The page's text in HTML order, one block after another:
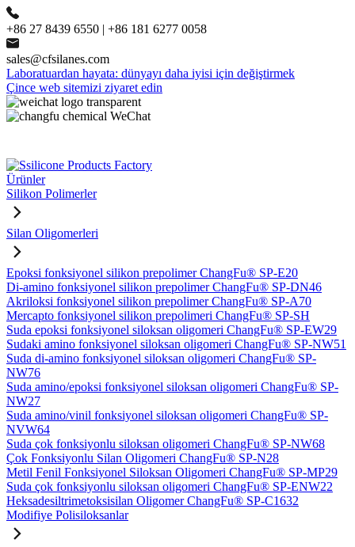
+86 27 8439 6550 | +86 181 6277 0058
sales@cfsilanes.com
Laboratuardan hayata: dünyayı daha iyisi için değiştirmek
Çince web sitemizi ziyaret edin
Ürünler
Silikon Polimerler
Silan Oligomerleri
Epoksi fonksiyonel silikon prepolimer ChangFu® SP-E20
Di-amino fonksiyonel silikon prepolimer ChangFu® SP-DN46
Akriloksi fonksiyonel silikon prepolimer ChangFu® SP-A70
Mercapto fonksiyonel silikon prepolimeri ChangFu® SP-SH
Suda epoksi fonksiyonel siloksan oligomeri ChangFu® SP-EW29
Sudaki amino fonksiyonel siloksan oligomeri ChangFu® SP-NW51
Suda di-amino fonksiyonel siloksan oligomeri ChangFu® SP-
NW76
Suda amino/epoksi fonksiyonel siloksan oligomeri ChangFu® SP-
NW27
Suda amino/vinil fonksiyonel siloksan oligomeri ChangFu® SP-
NVW64
Suda çok fonksiyonlu siloksan oligomeri ChangFu® SP-NW68
Çok Fonksiyonlu Silan Oligomeri ChangFu® SP-N28
Metil Fenil Fonksiyonel Siloksan Oligomeri ChangFu® SP-MP29
Suda çok fonksiyonlu siloksan oligomeri ChangFu® SP-ENW22
Heksadesiltrimetoksisilan Oligomer ChangFu® SP-C1632
Modifiye Polisiloksanlar